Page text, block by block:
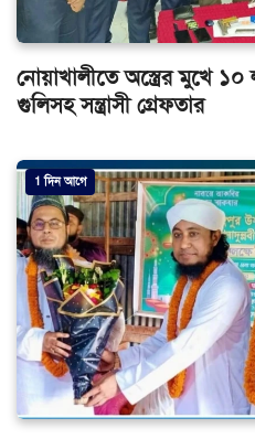
নোয়াখালীতে অস্ত্রের মুখে ১০
গুলিসহ সন্ত্রাসী গ্রেফতার
1 দিন আগে